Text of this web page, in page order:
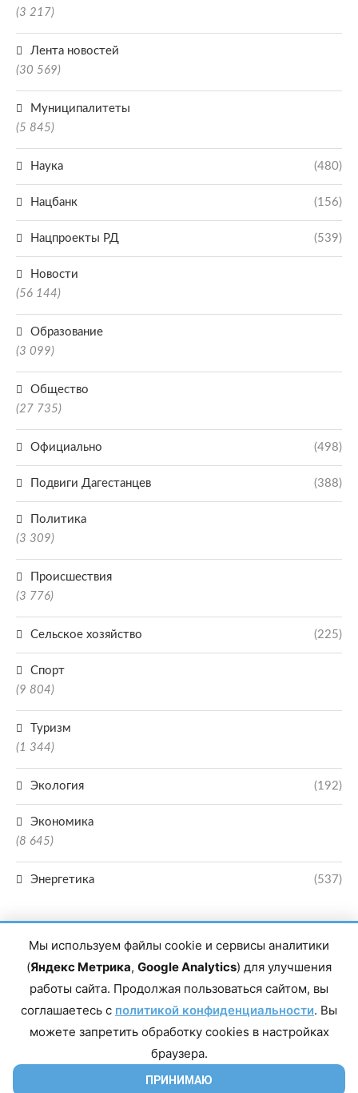
(3 217)
Лента новостей
(30 569)
Муниципалитеты
(5 845)
Наука (480)
Нацбанк (156)
Нацпроекты РД (539)
Новости
(56 144)
Образование
(3 099)
Общество
(27 735)
Официально (498)
Подвиги Дагестанцев (388)
Политика
(3 309)
Происшествия
(3 776)
Сельское хозяйство (225)
Спорт
(9 804)
Туризм
(1 344)
Экология (192)
Экономика
(8 645)
Энергетика (537)
Главный редактор сетевого издания Магомаев Тимур Нухович. Контакты
редакции: 8(988)-292-94-34 Почта: vestiskfo@gmail.com По вопросам
Дагестан, г. Махачкала, пр-т Насрутдинова, д. 1а. Все права защищены.
Копирование и использование полных материалов запрещено, частичное
цитирование возможно только при условии гиперссылки на сайт mirmol.ru.
Мы используем файлы cookie и сервисы аналитики
(Яндекс Метрика, Google Analytics) для улучшения
работы сайта. Продолжая пользоваться сайтом, вы
соглашаетесь с политикой конфиденциальности. Вы
можете запретить обработку cookies в настройках
браузера.
ПРИНИМАЮ